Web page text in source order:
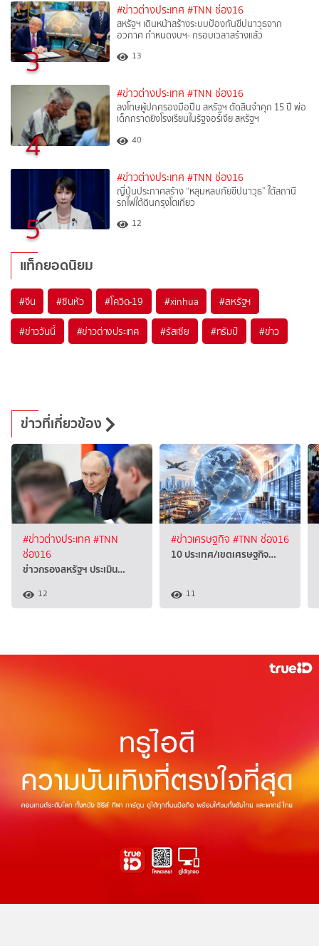
3
#ข่าวต่างประเทศ #TNN ช่อง16
สหรัฐฯ เดินหน้าสร้างระบบป้องกันขีปนาวุธจาก
อวกาศ กำหนดงบฯ- กรอบเวลาสร้างแล้ว
13
4
#ข่าวต่างประเทศ #TNN ช่อง16
ลงโทษผู้ปกครองมือปืน สหรัฐฯ ตัดสินจำคุก 15 ปี พ่อ
เด็กกราดยิงโรงเรียนในรัฐจอร์เจีย สหรัฐฯ
40
5
#ข่าวต่างประเทศ #TNN ช่อง16
ญี่ปุ่นประกาศสร้าง “หลุมหลบภัยขีปนาวุธ” ใต้สถานี
รถไฟใต้ดินกรุงโตเกียว
12
แท็กยอดนิยม
#จีน #ซินหัว #โควิด-19 #xinhua #สหรัฐฯ
#ข่าววันนี้ #ข่าวต่างประเทศ #รัสเซีย #ทรัมป์ #ข่าว
ข่าวที่เกี่ยวข้อง
#ข่าวต่างประเทศ #TNN
ช่อง16
ข่าวกรองสหรัฐฯ ประเมิน…
12
#ข่าวเศรษฐกิจ #TNN ช่อง16
10 ประเทศ/เขตเศรษฐกิจ…
11